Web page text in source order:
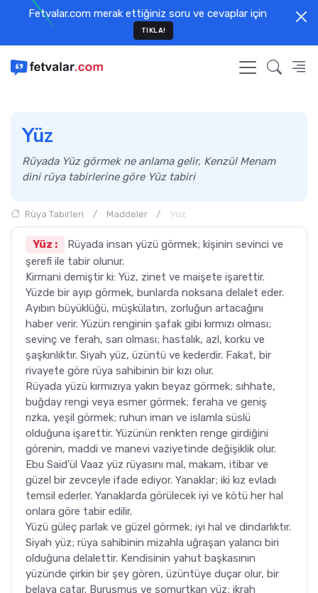
Fetvalar.com merak ettiğiniz soru ve cevaplar için
TIKLA!
Yüz
Rüyada Yüz görmek ne anlama gelir, Kenzül Menam
dini rüya tabirlerine göre Yüz tabiri
Rüya Tabirleri Maddeler Yüz
Yüz :
Rüyada insan yüzü görmek; kişinin sevinci ve
şerefi ile tabir olunur.
Kirmani demiştir ki: Yüz, zinet ve maişete işarettir.
Yüzde bir ayıp görmek, bunlarda noksana delalet eder.
Ayıbın büyüklüğü, müşkülatın, zorluğun artacağını
haber verir. Yüzün renginin şafak gibi kırmızı olması;
sevinç ve ferah, sarı olması; hastalık, azl, korku ve
şaşkınlıktır. Siyah yüz, üzüntü ve kederdir. Fakat, bir
rivayete göre rüya sahibinin bir kızı olur.
Rüyada yüzü kırmızıya yakın beyaz görmek; sıhhate,
buğday rengi veya esmer görmek; feraha ve geniş
rızka, yeşil görmek; ruhun iman ve islamla süslü
olduğuna işarettir. Yüzünün renkten renge girdiğini
görenin, maddi ve manevi vaziyetinde değişiklik olur.
Ebu Said'ül Vaaz yüz rüyasını mal, makam, itibar ve
güzel bir zevceyle ifade ediyor. Yanaklar; iki kız evladı
temsil ederler. Yanaklarda görülecek iyi ve kötü her hal
onlara göre tabir edilir.
Yüzü güleç parlak ve güzel görmek; iyi hal ve dindarlıktır.
Siyah yüz; rüya sahibinin mizahla uğraşan yalancı biri
olduğuna delalettir. Kendisinin yahut başkasının
yüzünde çirkin bir şey gören, üzüntüye duçar olur, bir
belaya çatar. Buruşmuş ve somurtkan yüz; ikrah